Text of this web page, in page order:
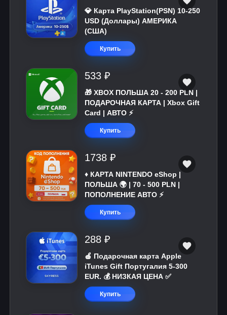
💎 Карта PlayStation(PSN) 10-250
USD (Доллары) АМЕРИКА
(США)
Купить
533 ₽
🎁 XBOX ПОЛЬША 20 - 200 PLN |
ПОДАРОЧНАЯ КАРТА | Xbox Gift
Card | АВТО ⚡
Купить
1738 ₽
♦️ КАРТА NINTENDO eShop |
ПОЛЬША 🌍 | 70 - 500 PLN |
ПОПОЛНЕНИЕ АВТО ⚡
Купить
288 ₽
🍎 Подарочная карта Apple
iTunes Gift Португалия 5-300
EUR. 💰 НИЗКАЯ ЦЕНА ✅
Купить